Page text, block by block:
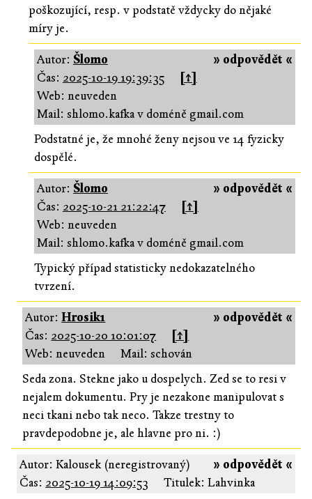
poškozující, resp. v podstatě vždycky do nějaké
míry je.
» odpovědět «
Autor: Šlomo
Čas: 2025-10-19 19:39:35
[↑]
Web: neuveden
Mail: shlomo.kafka v doméně gmail.com
Podstatné je, že mnohé ženy nejsou ve 14 fyzicky
dospělé.
» odpovědět «
Autor: Šlomo
Čas: 2025-10-21 21:22:47
[↑]
Web: neuveden
Mail: shlomo.kafka v doméně gmail.com
Typický případ statisticky nedokazatelného
tvrzení.
» odpovědět «
Autor:Hrosik1
Čas: 2025-10-20 10:01:07
[↑]
Web: neuveden
Mail: schován
Seda zona. Stekne jako u dospelych. Zed se to resi v
nejalem dokumentu. Pry je nezakone manipulovat s
neci tkani nebo tak neco. Takze trestny to
pravdepodobne je, ale hlavne pro ni. :)
» odpovědět «
Autor: Kalousek (neregistrovaný)
Čas: 2025-10-19 14:09:53
Titulek: Lahvinka